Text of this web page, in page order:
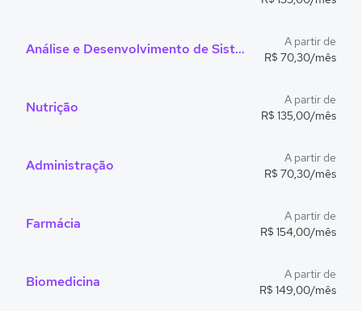
Análise e Desenvolvimento de Sistemas
A partir de
R$ 70,30/mês
Nutrição
A partir de
R$ 135,00/mês
Administração
A partir de
R$ 70,30/mês
Farmácia
A partir de
R$ 154,00/mês
Biomedicina
A partir de
R$ 149,00/mês